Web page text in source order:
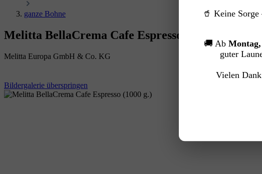
ganze Bohne
Melitta BellaCrema Cafe Espresso (1000 g.)
Melitta Europa GmbH & Co. KG
Bildergalerie überspringen
🥤 Keine
🚚 Ab Montag,
guter
Vielen